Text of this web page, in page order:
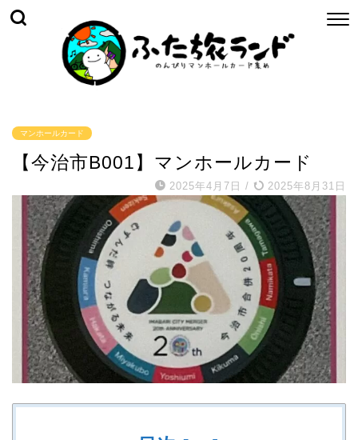
マンホールカード
【今治市B001】マンホールカード
2025年4月7日 / 2025年8月31日